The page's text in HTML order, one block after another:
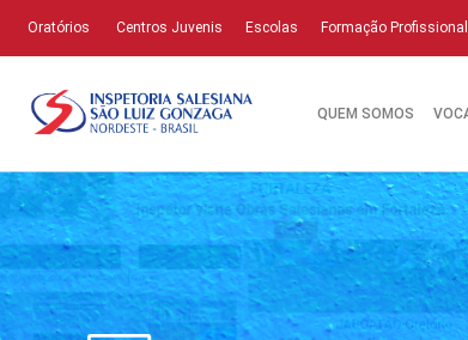
Oratórios Centros Juvenis Escolas Formação Profissional
QUEM SOMOS